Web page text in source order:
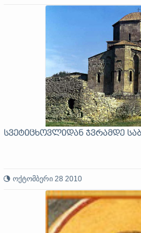
სვეტიცხოვლიდან ჯვრამდე
ოქტომბერი 28 2010